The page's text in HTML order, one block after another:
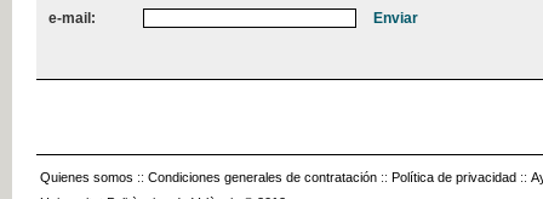
e-mail:
Quienes somos :: Condiciones generales de contratación :: Política de privacidad ::